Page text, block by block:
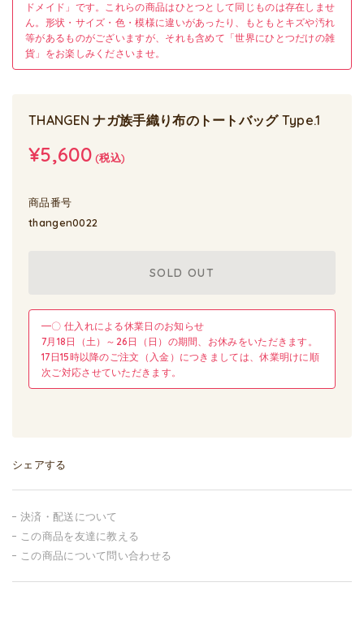
ドメイド」です。これらの商品はひとつとして同じものは存在しませ
ん。形状・サイズ・色・模様に違いがあったり、もともとキズや汚れ
等があるものがございますが、それも含めて「世界にひとつだけの雑
貨」をお楽しみくださいませ。
THANGEN ナガ族手織り布のトートバッグ Type.1
¥5,600(税込)
商品番号
thangen0022
SOLD OUT
━〇 仕入れによる休業日のお知らせ
7月18日（土）～26日（日）の期間、お休みをいただきます。
17日15時以降のご注文（入金）につきましては、休業明けに順
次ご対応させていただきます。
シェアする
決済・配送について
この商品を友達に教える
この商品について問い合わせる